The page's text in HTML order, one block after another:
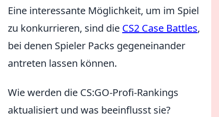
Eine interessante Möglichkeit, um im Spiel
zu konkurrieren, sind die CS2 Case Battles,
bei denen Spieler Packs gegeneinander
antreten lassen können.
Wie werden die CS:GO-Profi-Rankings
aktualisiert und was beeinflusst sie?